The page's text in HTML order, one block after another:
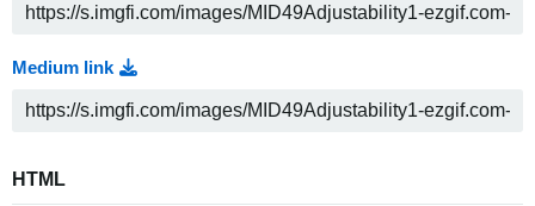
Medium link
HTML